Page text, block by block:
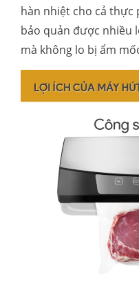
hàn nhiệt cho cả thực
bảo quản được nhiều
mà không lo bị ẩm